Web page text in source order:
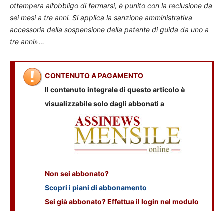
ottempera all’obbligo di fermarsi, è punito con la reclusione da
sei mesi a tre anni. Si applica la sanzione amministrativa
accessoria della sospensione della patente di guida da uno a
tre anni»…
CONTENUTO A PAGAMENTO
Il contenuto integrale di questo articolo è
visualizzabile solo dagli abbonati a
Non sei abbonato?
Scopri i piani di abbonamento
Sei già abbonato? Effettua il login nel modulo